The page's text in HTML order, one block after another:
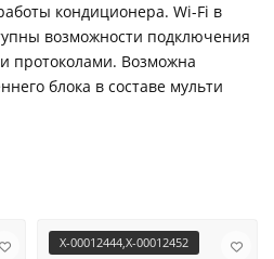
кондиционера. Wi-Fi в
возможности подключения
протоколами. Возможна
блока в составе мульти
X-00012444,X-00012452